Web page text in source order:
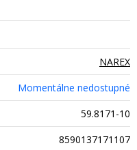
NAREX
Momentálne nedostupné
59.8171-10
8590137171107